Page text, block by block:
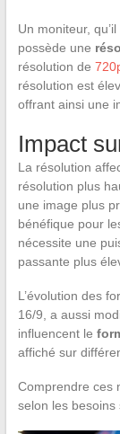
Un moniteur,
possède une
résolution de
résolution est
offrant ainsi une
Impact
La résolution
résolution plus
une image plus
bénéfique pour
nécessite une
passante plus
L’évolution des
16/9, a aussi
influencent le
affiché sur
Comprendre ces
selon les besoins